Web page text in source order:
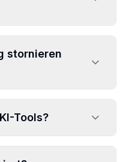
stornieren
Tools?